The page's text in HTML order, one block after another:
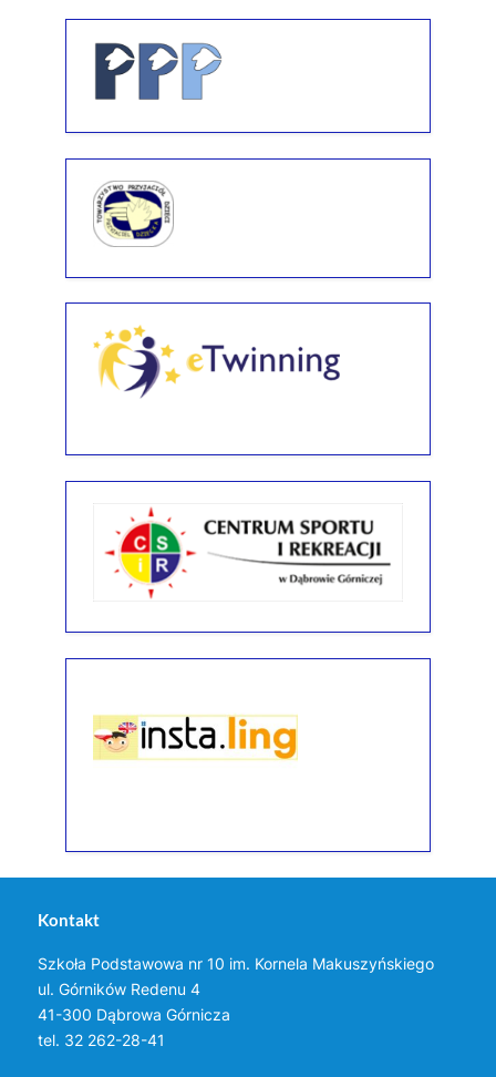
Kontakt
Szkoła Podstawowa nr 10 im. Kornela Makuszyńskiego
ul. Górników Redenu 4
41-300 Dąbrowa Górnicza
tel. 32 262-28-41